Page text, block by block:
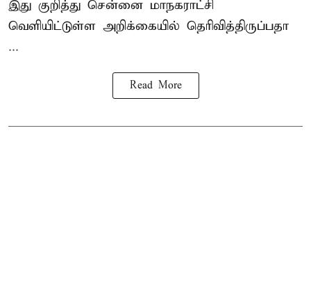
இது குறித்து சென்னை மாநகராட்சி
வெளியிட்டுள்ள அறிக்கையில் தெரிவித்திருப்பதா
...
Read More